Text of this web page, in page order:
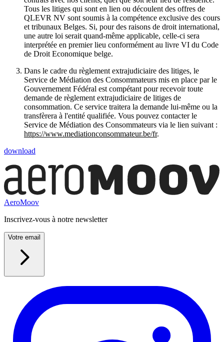
Tous les litiges qui sont en lien ou découlent des offres de
QLEVR NV sont soumis à la compétence exclusive des cours
et tribunaux Belges. Si, pour des raisons de droit international,
une autre loi serait quand-même applicable, celle-ci sera
interprétée en premier lieu conformément au livre VI du Code
de Droit Economique belge.
Dans le cadre du règlement extrajudiciaire des litiges, le
Service de Médiation des Consommateurs mis en place par le
Gouvernement Fédéral est compétant pour recevoir toute
demande de règlement extrajudiciaire de litiges de
consommation. Ce service traitera la demande lui-même ou la
transfèrera à l'entité qualifiée. Vous pouvez contacter le
Service de Médiation des Consommateurs via le lien suivant :
https://www.mediationconsommateur.be/fr.
download
AeroMoov
Inscrivez-vous à notre newsletter
Votre email